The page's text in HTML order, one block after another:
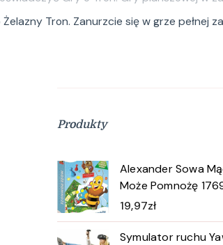
Tron. Zanurzcie się w grze pełnej
Produkty
Alexander Sowa
Może Pomnożę
19,97zł
Symulator ruchu